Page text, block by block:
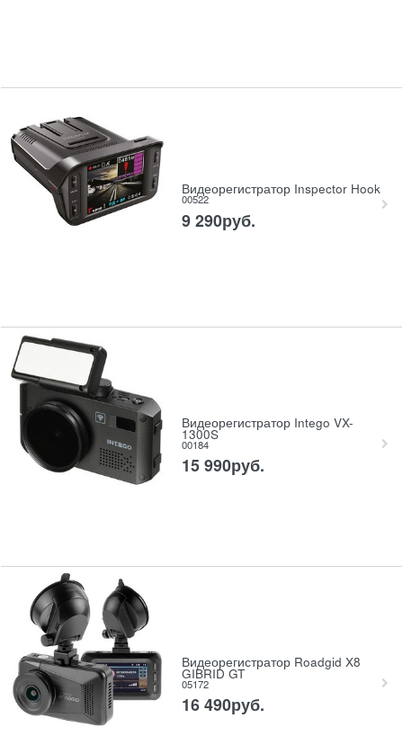
Видеорегистратор Inspector Hook
00522
9 290руб.
Видеорегистратор Intego VX-
1300S
00184
15 990руб.
Видеорегистратор Roadgid X8
GIBRID GT
05172
16 490руб.